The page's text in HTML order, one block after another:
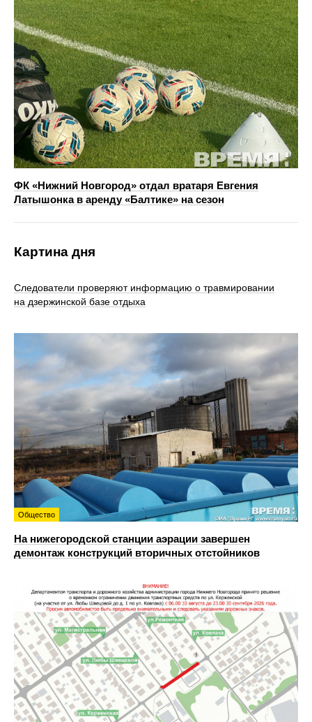
ФК «Нижний Новгород» отдал вратаря Евгения
Латышонка в аренду «Балтике» на сезон
Картина дня
Следователи проверяют информацию о травмировании
на дзержинской базе отдыха
Общество
На нижегородской станции аэрации завершен
демонтаж конструкций вторичных отстойников